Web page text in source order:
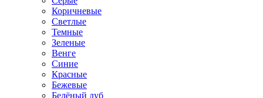
Коричневые
Светлые
Темные
Зеленые
Венге
Синие
Красные
Бежевые
Белёный дуб